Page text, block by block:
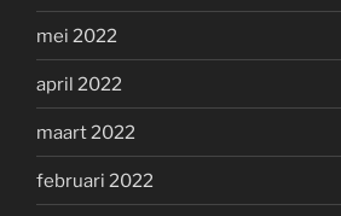
mei 2022
april 2022
maart 2022
februari 2022